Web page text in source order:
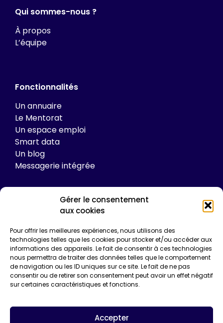
Gérer le consentement
aux cookies
Pour offrir les meilleures expériences, nous utilisons des
technologies telles que les cookies pour stocker et/ou accéder aux
informations des appareils. Le fait de consentir à ces technologies
nous permettra de traiter des données telles que le comportement
de navigation ou les ID uniques sur ce site. Le fait de ne pas
consentir ou de retirer son consentement peut avoir un effet négatif
sur certaines caractéristiques et fonctions.
Accepter
Qui sommes-nous ?
À propos
L’équipe
Fonctionnalités
Un annuaire
Le Mentorat
Un espace emploi
Smart data
Un blog
Messagerie intégrée
Plateforme
Formations
Enquêtes de certification
Communication
Entreprise*
Email*